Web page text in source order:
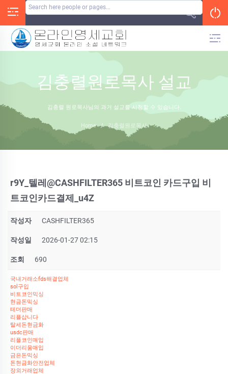
김충렬원로목사 설교
김충렬 원로목사님의 과거 설교를 시청할 수 있습니다.
Home / 김충렬원로목사
r9Y_텔레@CASHFILTER365 비트코인 카드구입 비
트코인카드결제_u4Z
작성자 CASHFILTER365
작성일 2026-01-27 02:15
조회 690
국내거래소fds해결업체
sol구입
비트코인믹싱
현금돈믹싱
테더판매
리플삽니다
탈세돈현금화
usdc판매
리플코인매입
이더리움매입
금은돈믹싱
돈현금화안전업체
장외거래업체